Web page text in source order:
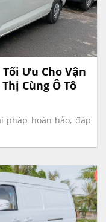
Ưu Cho Vận
Cùng Ô Tô
pháp hoàn hảo, đáp